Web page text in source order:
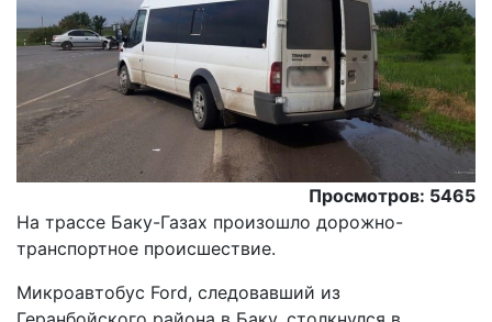
Просмотров: 5465
На трассе Баку-Газах произошло дорожно-
транспортное происшествие.
Mикроавтобус Ford, следовавший из